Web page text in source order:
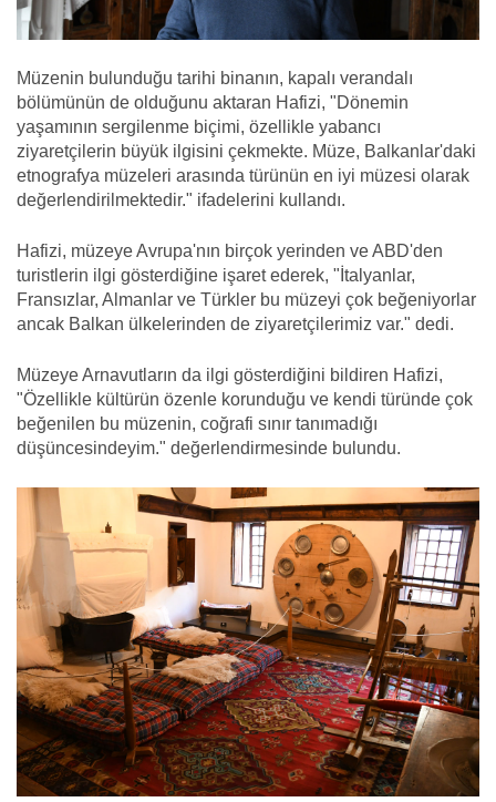
Müzenin bulunduğu tarihi binanın, kapalı verandalı
bölümünün de olduğunu aktaran Hafizi, "Dönemin
yaşamının sergilenme biçimi, özellikle yabancı
ziyaretçilerin büyük ilgisini çekmekte. Müze, Balkanlar'daki
etnografya müzeleri arasında türünün en iyi müzesi olarak
değerlendirilmektedir." ifadelerini kullandı.
Hafizi, müzeye Avrupa'nın birçok yerinden ve ABD'den
turistlerin ilgi gösterdiğine işaret ederek, "İtalyanlar,
Fransızlar, Almanlar ve Türkler bu müzeyi çok beğeniyorlar
ancak Balkan ülkelerinden de ziyaretçilerimiz var." dedi.
Müzeye Arnavutların da ilgi gösterdiğini bildiren Hafizi,
"Özellikle kültürün özenle korunduğu ve kendi türünde çok
beğenilen bu müzenin, coğrafi sınır tanımadığı
düşüncesindeyim." değerlendirmesinde bulundu.